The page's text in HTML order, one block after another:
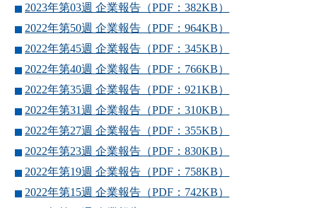
2023年第03週 企業報告（PDF：382KB）
2022年第50週 企業報告（PDF：964KB）
2022年第45週 企業報告（PDF：345KB）
2022年第40週 企業報告（PDF：766KB）
2022年第35週 企業報告（PDF：921KB）
2022年第31週 企業報告（PDF：310KB）
2022年第27週 企業報告（PDF：355KB）
2022年第23週 企業報告（PDF：830KB）
2022年第19週 企業報告（PDF：758KB）
2022年第15週 企業報告（PDF：742KB）